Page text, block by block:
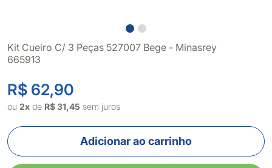
Kit Cueiro C/ 3 Peças 527007 Bege - Minasrey
665913
R$ 62,90
ou 2x de R$ 31,45 sem juros
Adicionar ao carrinho